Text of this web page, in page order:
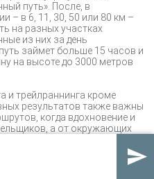
путь». После, в
– в 6, 11, 30, 50 или 80 км –
на разных участках
из них за день
займет больше 15 часов и
на высоте до 3000 метров
и трейлраннинга кроме
результатов также важны
когда вдохновение и
а от окружающих
необходимо пробежать один
«Архыза» с их богатой
